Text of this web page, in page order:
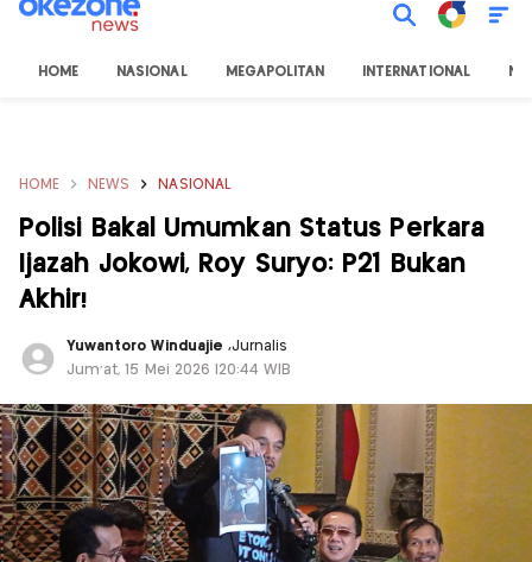
HOME NASIONAL MEGAPOLITAN INTERNATIONAL
HOME NEWS NASIONAL
Polisi Bakal Umumkan Status Perkara
Ijazah Jokowi, Roy Suryo: P21 Bukan
Akhir!
Yuwantoro Winduajie ,Jurnalis
Jum'at, 15 Mei 2026 |20:44 WIB